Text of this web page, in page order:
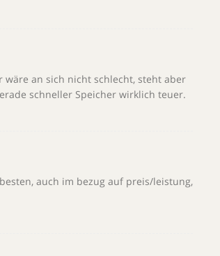
wäre an sich nicht schlecht, steht aber
schneller Speicher wirklich teuer.
auch im bezug auf preis/leistung,